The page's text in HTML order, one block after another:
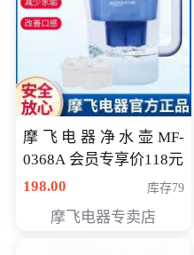
摩飞电器净水壶MF-
0368A 会员专享价118元
198.00
库存79
摩飞电器专卖店